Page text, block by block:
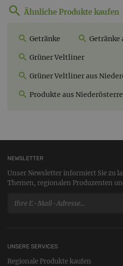
Ähnliche Produkte kaufen
Getränke Getränke
Grüner Veltliner
Grüner Veltliner aus
Produkte aus
NEWSLETTER
Unser Newsletter informiert Sie zu
Themen, regionalen Produzenten
UNSERE SERVICES
Regionale Produkte kaufen